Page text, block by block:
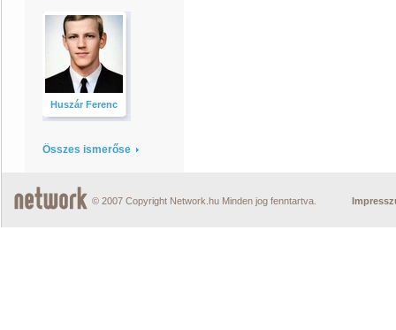
Huszár Ferenc
Összes ismerőse
© 2007 Copyright Network.hu Minden jog fenntartva.